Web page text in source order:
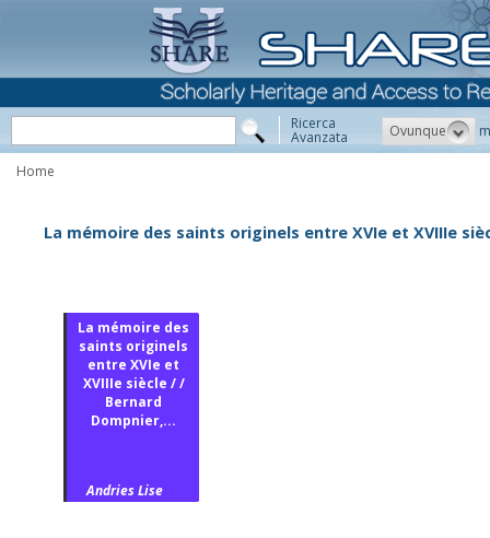
Ricerca
Avanzata Ovunque
Home
La mémoire des saints originels entre XVIe et XVIIIe
La mémoire des
saints originels
entre XVIe et
XVIIIe siècle / /
Bernard
Dompnier,...
Andries Lise